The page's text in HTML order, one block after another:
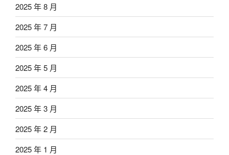
2025 年 8 月
2025 年 7 月
2025 年 6 月
2025 年 5 月
2025 年 4 月
2025 年 3 月
2025 年 2 月
2025 年 1 月